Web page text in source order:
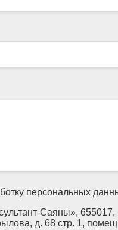
персональных
Саяны», 655017,
д. 68 стр. 1,